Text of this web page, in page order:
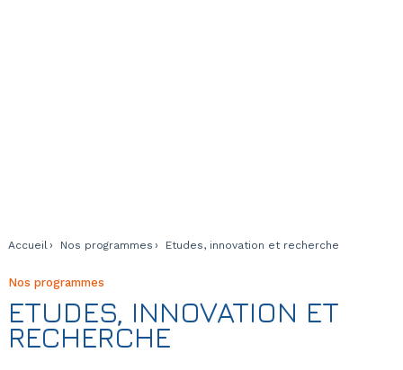
Accueil Nos programmes Etudes, innovation et recherche
Nos programmes
ETUDES, INNOVATION ET
RECHERCHE